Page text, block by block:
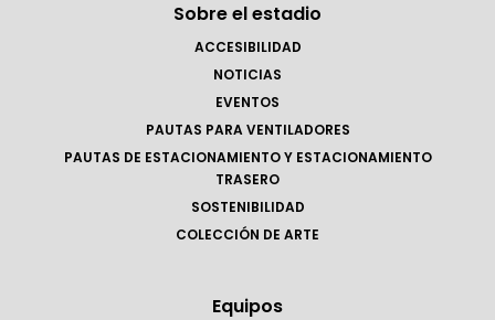
Sobre el estadio
ACCESIBILIDAD
NOTICIAS
EVENTOS
PAUTAS PARA VENTILADORES
PAUTAS DE ESTACIONAMIENTO Y ESTACIONAMIENTO
TRASERO
SOSTENIBILIDAD
COLECCIÓN DE ARTE
Equipos